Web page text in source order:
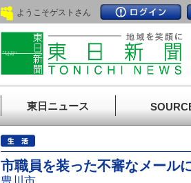
ようこそゲストさん
東日ニュース
市職員を装った不審なメール